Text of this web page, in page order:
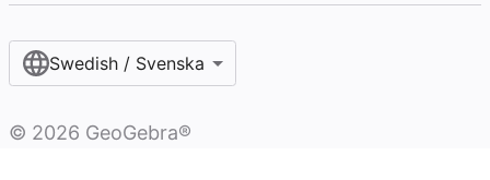
Swedish / Svenska‎
© 2026 GeoGebra®